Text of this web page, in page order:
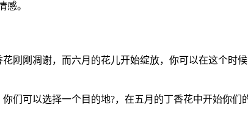
感。
刚刚凋谢，而六月的花儿开始绽放，你可以在这个
们可以选择一个目的地?，在五月的丁香花中开始你